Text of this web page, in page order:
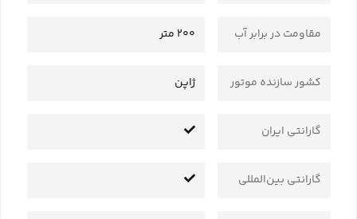
مقاومت در برابر آب 200 متر
کشور سازنده موتور ژاپن
گارانتی ایران
گارانتی بین‌المللی